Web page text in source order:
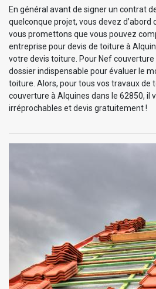
En général avant de signer un contrat
quelconque projet, vous devez d’abord
vous promettons que vous pouvez
entreprise pour devis de toiture à
votre devis toiture. Pour Nef couverture
dossier indispensable pour évaluer le
toiture. Alors, pour tous vos travaux de
couverture à Alquines dans le 62850, il
irréprochables et devis gratuitement !